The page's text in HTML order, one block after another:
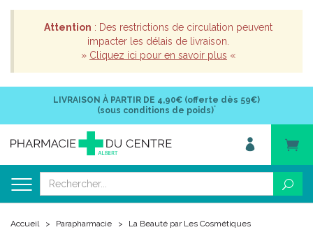
Attention : Des restrictions de circulation peuvent
impacter les délais de livraison.
» Cliquez ici pour en savoir plus «
LIVRAISON À PARTIR DE 4,90€ (offerte dès 59€)
(sous conditions de poids)*
Accueil Parapharmacie
La Beauté par Les Cosmétiques